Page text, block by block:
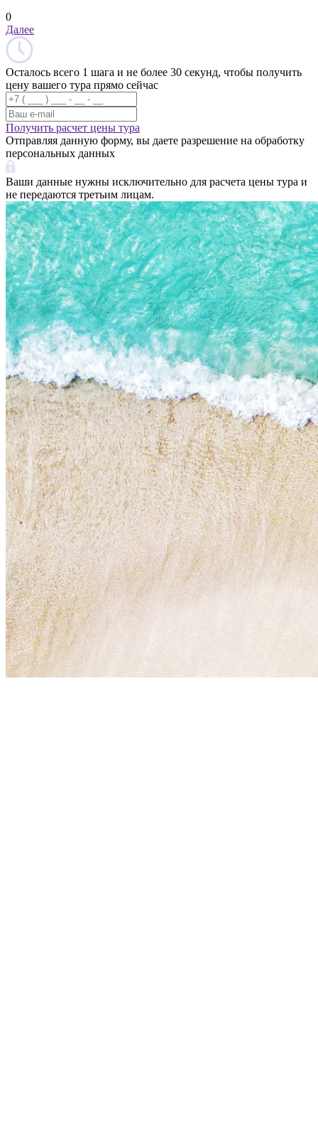
0
Далее
Осталось всего 1 шага и не более 30 секунд, чтобы получить
цену вашего тура прямо сейчас
Получить расчет цены тура
Отправляя данную форму, вы даете разрешение на обработку
персональных данных
Ваши данные нужны исключительно для расчета цены тура и
не передаются третьим лицам.